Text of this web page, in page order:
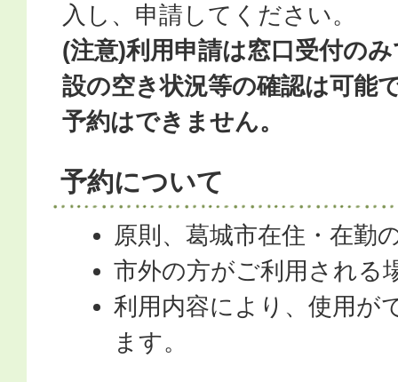
入し、申請してください。
(注意)利用申請は窓口受付の
設の空き状況等の確認は可能
予約はできません。
予約について
原則、葛城市在住・在勤
市外の方がご利用される
利用内容により、使用が
ます。